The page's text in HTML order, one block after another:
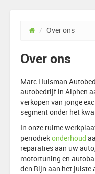
Werkplaats
Over ons
Contact
/ Over ons
Over ons
Marc Huisman
autobedrijf in Alphen
verkopen van jonge
segment onder het
In onze ruime
periodiekonderhoud
reparaties aan uw
motortuning en
den Rijn aan het juiste